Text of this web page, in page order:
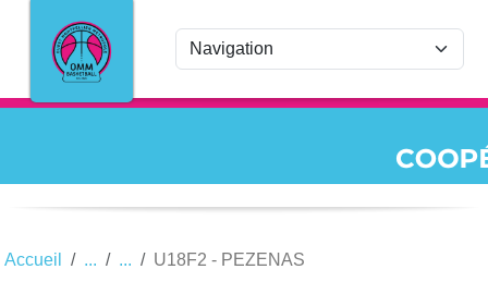
Accueil U18F2 - PEZENAS